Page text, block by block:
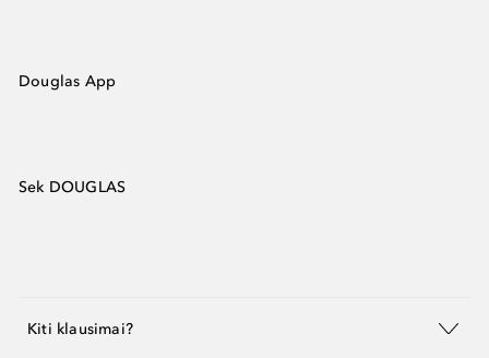
Douglas App
Sek DOUGLAS
Kiti klausimai?